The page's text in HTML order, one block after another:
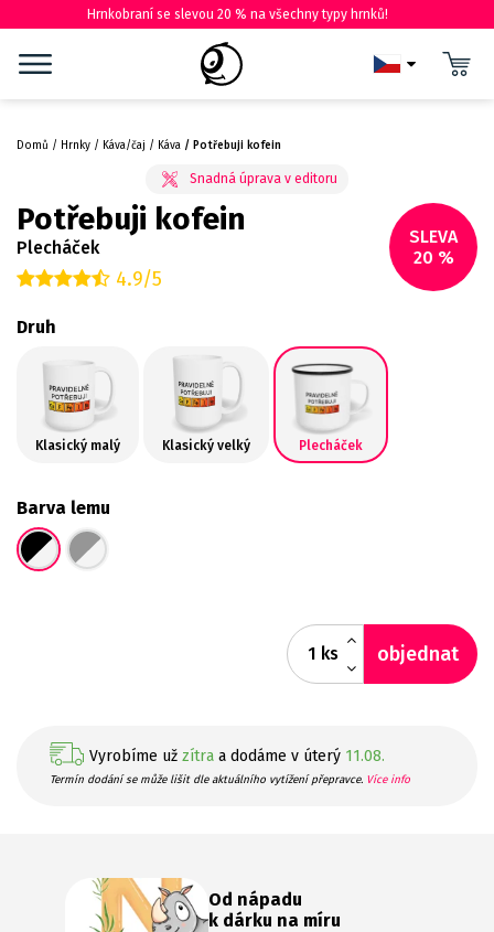
Hrnkobraní se slevou 20 % na všechny typy hrnků!
Domů Hrnky Káva/čaj Káva Potřebuji kofein
SLEVA
20 %
Potřebuji kofein
Plecháček
4.9/5
Druh
Klasický malý Klasický velký Plecháček
Barva lemu
ks objednat
Vyrobíme už zítra a dodáme v úterý 11.08.
Termín dodání se může lišit dle aktuálního vytížení přepravce. Více info
Od nápadu
k dárku na míru